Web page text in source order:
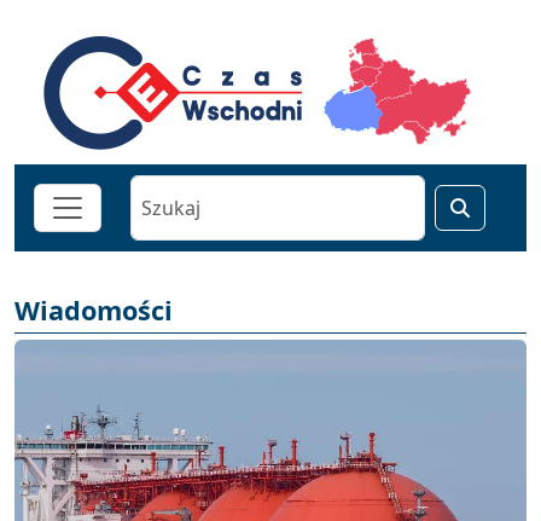
Wiadomości